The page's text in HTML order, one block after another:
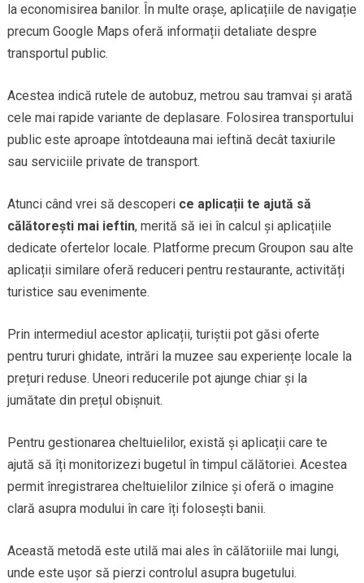
la economisirea banilor. În multe orașe, aplicațiile de navigație
precum Google Maps oferă informații detaliate despre
transportul public.
Acestea indică rutele de autobuz, metrou sau tramvai și arată
cele mai rapide variante de deplasare. Folosirea transportului
public este aproape întotdeauna mai ieftină decât taxiurile
sau serviciile private de transport.
Atunci când vrei să descoperi ce aplicații te ajută să
călătorești mai ieftin, merită să iei în calcul și aplicațiile
dedicate ofertelor locale. Platforme precum Groupon sau alte
aplicații similare oferă reduceri pentru restaurante, activități
turistice sau evenimente.
Prin intermediul acestor aplicații, turiștii pot găsi oferte
pentru tururi ghidate, intrări la muzee sau experiențe locale la
prețuri reduse. Uneori reducerile pot ajunge chiar și la
jumătate din prețul obișnuit.
Pentru gestionarea cheltuielilor, există și aplicații care te
ajută să îți monitorizezi bugetul în timpul călătoriei. Acestea
permit înregistrarea cheltuielilor zilnice și oferă o imagine
clară asupra modului în care îți folosești banii.
Această metodă este utilă mai ales în călătoriile mai lungi,
unde este ușor să pierzi controlul asupra bugetului.